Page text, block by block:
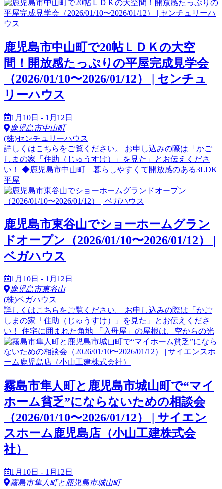
鹿児島市中山町で20帖ＬＤＫの大空
間！開放感たっぷりの平屋完成見学会
（2026/01/10〜2026/01/12） | センチュ
リーハウス
1月10日 - 1月12日
鹿児島市中山町
(株)センチュリーハウス
詳しくはこちらをご覧ください。 お申し込みの際は「かご
しまの家「住助（じゅうすけ）」を見た」とお伝えくださ
い！ ◆鹿児島市中山町 暮らしやすくて開放感のある3LDK
平屋
鹿児島市東谷山でショーホームグラン
ドオープン（2026/01/10〜2026/01/12） |
ベガハウス
1月10日 - 1月12日
鹿児島市東谷山
(株)ベガハウス
詳しくはこちらをご覧ください。 お申し込みの際は「かご
しまの家「住助（じゅうすけ）」を見た」とお伝えくださ
い！ 住宅に囲まれた角地 「入母屋」の屋根は、空からの光
霧島市隼人町と鹿児島市城山町で“マイ
ホーム貧乏”にならないための相談会
（2026/01/10〜2026/01/12） | サイエン
スホーム鹿児島店（小山工建株式会
社）
1月10日 - 1月12日
霧島市隼人町と鹿児島市城山町